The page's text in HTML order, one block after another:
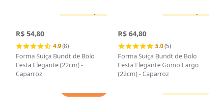
R$ 54,80
4.9(8)
Forma Suíça Bundt de Bolo
Festa Elegante (22cm) -
Caparroz
R$ 64,80
5.0(5)
Forma Suíça Bundt de Bolo
Festa Elegante Gomo Largo
(22cm) - Caparroz